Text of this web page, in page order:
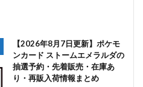
【2026年8月7日更新】ポケモ
ンカード ストームエメラルダの
抽選予約・先着販売・在庫あ
り・再販入荷情報まとめ